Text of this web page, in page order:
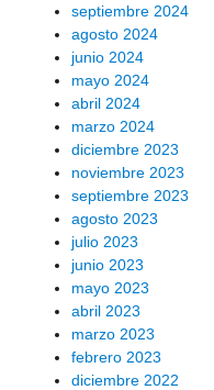
septiembre 2024
agosto 2024
junio 2024
mayo 2024
abril 2024
marzo 2024
diciembre 2023
noviembre 2023
septiembre 2023
agosto 2023
julio 2023
junio 2023
mayo 2023
abril 2023
marzo 2023
febrero 2023
diciembre 2022